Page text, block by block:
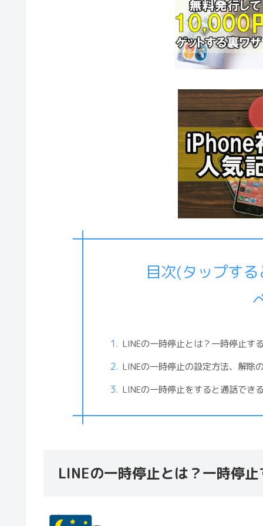
目次(タップす
LINEの一時停止とは？一時停止す
LINEの一時停止の設定方法、解除
LINEの一時停止をすると通話でき
LINEの一時停止とは？一時停